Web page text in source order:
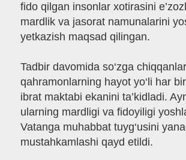
fido qilgan insonlar xotirasini
mardlik va jasorat namunalarini
yetkazish maqsad qilingan.
Tadbir davomida so‘zga
qahramonlarning hayot yo‘li har
ibrat maktabi ekanini ta’kidladi.
ularning mardligi va fidoyiligi
Vatanga muhabbat tuyg‘usini
mustahkamlashi qayd etildi.